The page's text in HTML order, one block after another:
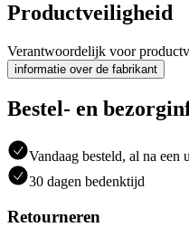
Productveiligheid
Verantwoordelijk voor
informatie over de fabrikant
Bestel- en
Vandaag besteld, al na
30 dagen bedenktijd
Retourneren